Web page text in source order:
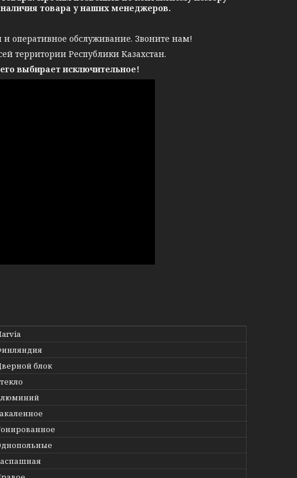
товара у наших менеджеров.
оперативное обслуживание. Звоните нам!
территории Республики Казахстан.
выбирает исключительное!
блок